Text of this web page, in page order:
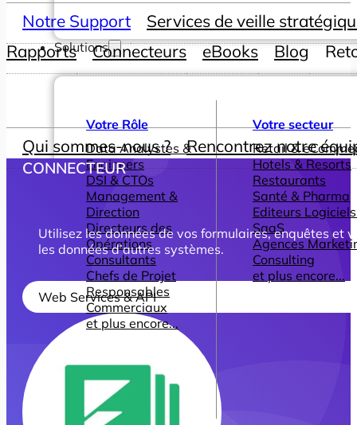
Solutions
Votre Rôle
Data Analystes &
Engineers
DSI & CTOs
Management &
Direction
Directeurs des
Opérations
Consultants
Chefs de Projet
Responsables
Commerciaux
et plus encore...
Votre secteur
Retail &
Hotels & Resorts
Restaurants
Santé & Pharma
Editeurs
SaaS
Agences
Consulting
et plus encore...
Notre Support
Services de veille
Rapports
Connecteurs eBooks Blog
Qui sommes-nous ? Rencontrez notre
CONNECTEUR
Utilisez les données de vos formulaires, enquêtes et
les données d’autres systèmes.
Web Services & API